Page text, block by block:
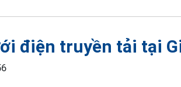
điện truyền tải tại